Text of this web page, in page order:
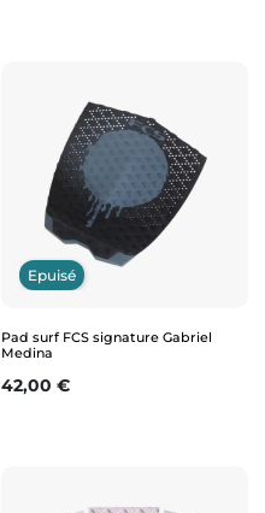
Epuisé
Pad surf FCS signature Gabriel
Medina
Prix
42,00 €